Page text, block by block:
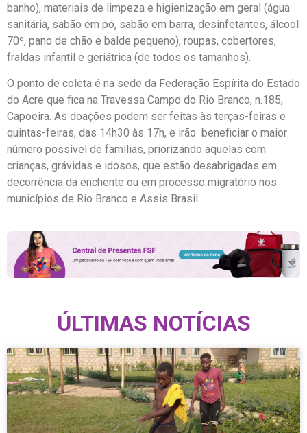
banho), materiais de limpeza e higienização em geral (água
sanitária, sabão em pó, sabão em barra, desinfetantes, álcool
70º, pano de chão e balde pequeno), roupas, cobertores,
fraldas infantil e geriátrica (de todos os tamanhos).
O ponto de coleta é na sede da Federação Espírita do Estado
do Acre que fica na Travessa Campo do Rio Branco, n.185,
Capoeira. As doações podem ser feitas às terças-feiras e
quintas-feiras, das 14h30 às 17h, e irão beneficiar o maior
número possível de famílias, priorizando aquelas com
crianças, grávidas e idosos, que estão desabrigadas em
decorrência da enchente ou em processo migratório nos
municípios de Rio Branco e Assis Brasil.
ÚLTIMAS NOTÍCIAS